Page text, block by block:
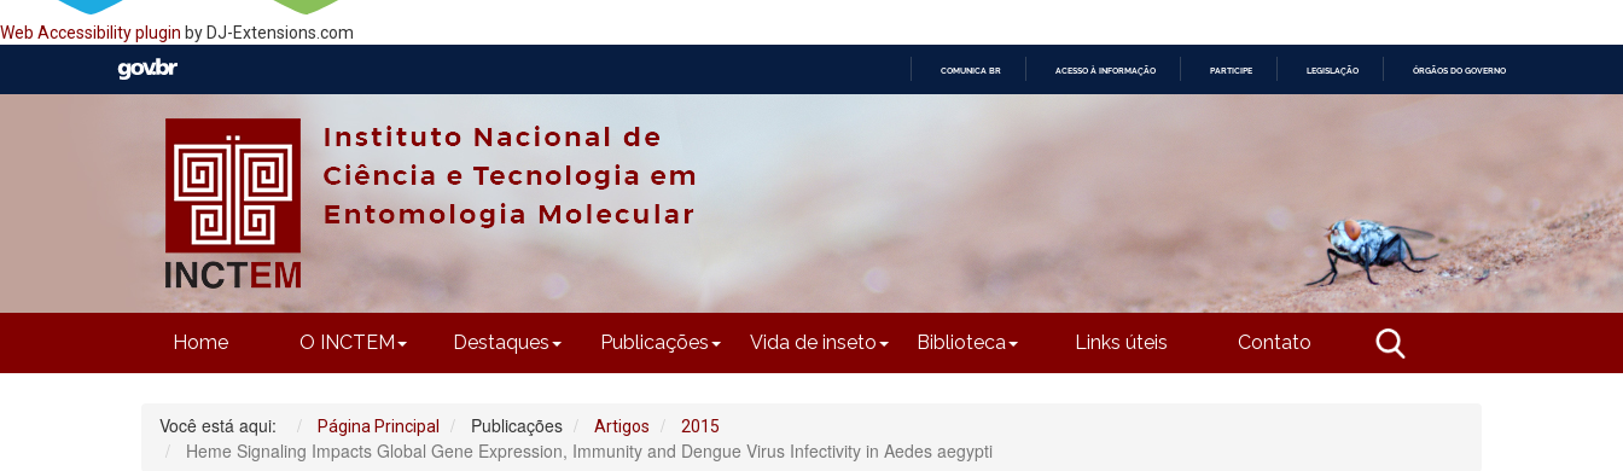
Web Accessibility plugin by DJ-Extensions.com
COMUNICA BR ACESSO À INFORMAÇÃO PARTICIPE LEGISLAÇÃO ÓRGÃOS DO GOVERNO
Home O INCTEM Destaques Publicações Vida de inseto Biblioteca Links úteis Contato
Você está aqui: Página Principal Publicações Artigos 2015
Heme Signaling Impacts Global Gene Expression, Immunity and Dengue Virus Infectivity in Aedes aegypti